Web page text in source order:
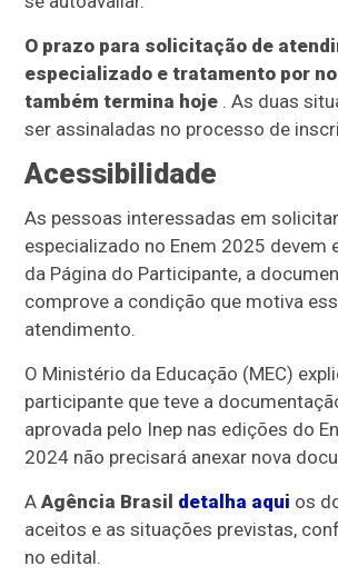
O prazo para solicitação de
especializado e tratamento por
também termina hoje . As duas
ser assinaladas no processo de
Acessibilidade
As pessoas interessadas em
especializado no Enem 2025 devem
da Página do Participante, a
comprove a condição que motiva
atendimento.
O Ministério da Educação (MEC)
participante que teve a
aprovada pelo Inep nas edições do
2024 não precisará anexar nova
AAgência Brasil detalha aqui os
aceitos e as situações previstas,
no edital.